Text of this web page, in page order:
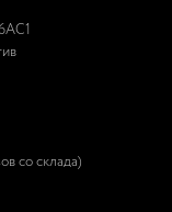
со склада)